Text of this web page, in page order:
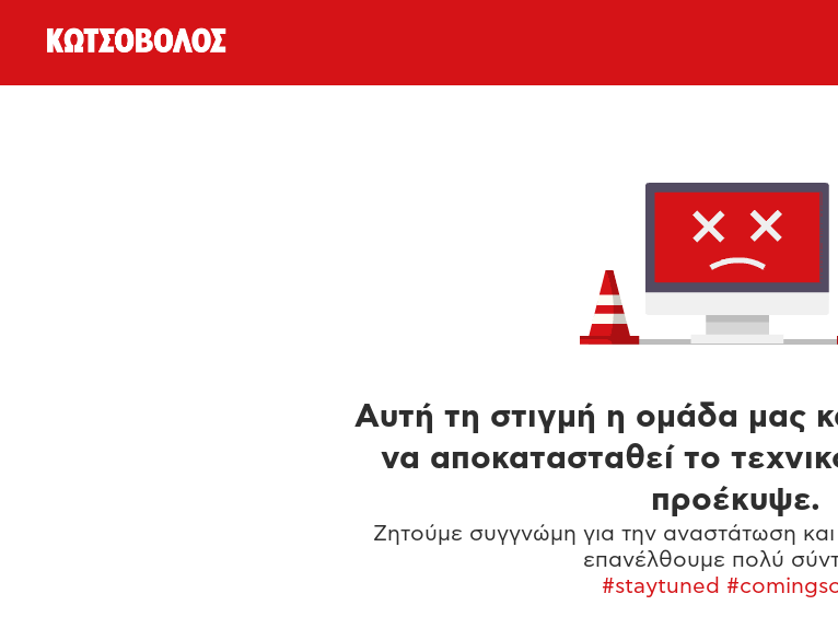
Αυτή τη στιγμή η ομάδα μας
να αποκατασταθεί το
προέκυψε.
Ζητούμε συγγνώμη για την αναστάτωση και
επανέλθουμε πολύ
#staytuned